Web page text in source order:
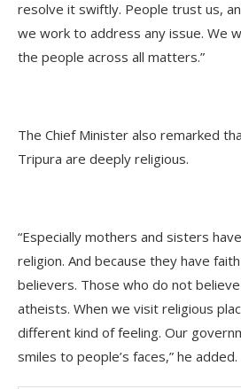
resolve it swiftly. People trust us,
we work to address any issue. We
the people across all matters.”
The Chief Minister also remarked
Tripura are deeply religious.
“Especially mothers and sisters
religion. And because they have
believers. Those who do not
atheists. When we visit religious
different kind of feeling. Our
smiles to people’s faces,” he added.